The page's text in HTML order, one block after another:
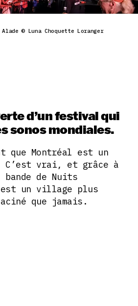
© Luna Choquette Loranger
d’un festival qui
sonos mondiales.
que Montréal est un
vrai, et grâce à
de Nuits
un village plus
que jamais.